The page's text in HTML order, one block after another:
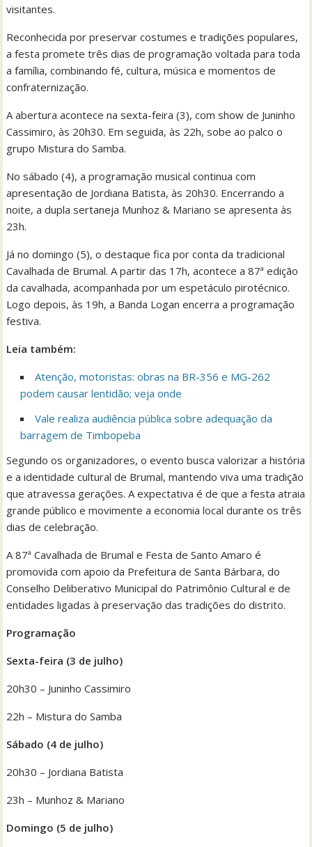
visitantes.
Reconhecida por preservar costumes e tradições populares,
a festa promete três dias de programação voltada para toda
a família, combinando fé, cultura, música e momentos de
confraternização.
A abertura acontece na sexta-feira (3), com show de Juninho
Cassimiro, às 20h30. Em seguida, às 22h, sobe ao palco o
grupo Mistura do Samba.
No sábado (4), a programação musical continua com
apresentação de Jordiana Batista, às 20h30. Encerrando a
noite, a dupla sertaneja Munhoz & Mariano se apresenta às
23h.
Já no domingo (5), o destaque fica por conta da tradicional
Cavalhada de Brumal. A partir das 17h, acontece a 87ª edição
da cavalhada, acompanhada por um espetáculo pirotécnico.
Logo depois, às 19h, a Banda Logan encerra a programação
festiva.
Leia também:
Atenção, motoristas: obras na BR-356 e MG-262
podem causar lentidão; veja onde
Vale realiza audiência pública sobre adequação da
barragem de Timbopeba
Segundo os organizadores, o evento busca valorizar a história
e a identidade cultural de Brumal, mantendo viva uma tradição
que atravessa gerações. A expectativa é de que a festa atraia
grande público e movimente a economia local durante os três
dias de celebração.
A 87ª Cavalhada de Brumal e Festa de Santo Amaro é
promovida com apoio da Prefeitura de Santa Bárbara, do
Conselho Deliberativo Municipal do Patrimônio Cultural e de
entidades ligadas à preservação das tradições do distrito.
Programação
Sexta-feira (3 de julho)
20h30 – Juninho Cassimiro
22h – Mistura do Samba
Sábado (4 de julho)
20h30 – Jordiana Batista
23h – Munhoz & Mariano
Domingo (5 de julho)